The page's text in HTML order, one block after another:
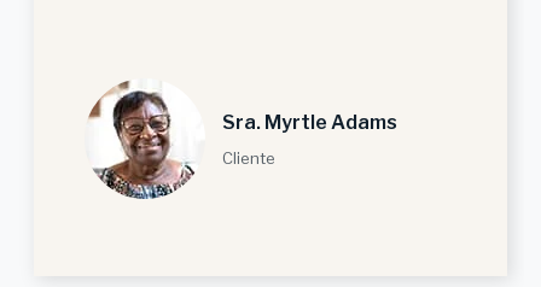
Sra. Myrtle Adams
Cliente